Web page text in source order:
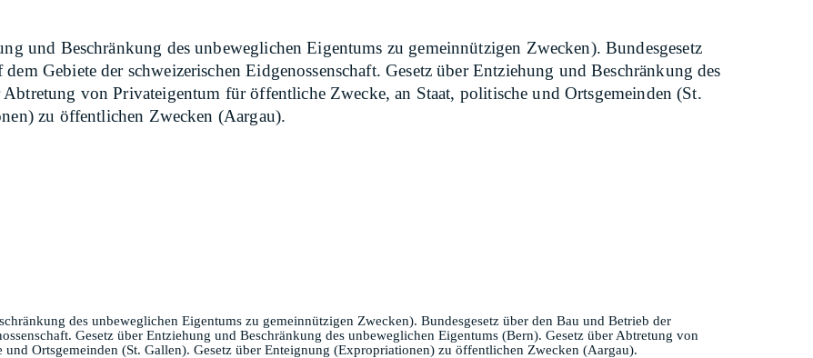
und Beschränkung des unbeweglichen Eigentums zu gemeinnützigen Zwecken). Bundesgesetz
Gebiete der schweizerischen Eidgenossenschaft. Gesetz über Entziehung und Beschränkung des
von Privateigentum für öffentliche Zwecke, an Staat, politische und Ortsgemeinden (St.
zu öffentlichen Zwecken (Aargau).
des unbeweglichen Eigentums zu gemeinnützigen Zwecken). Bundesgesetz über den Bau und Betrieb der
Gesetz über Entziehung und Beschränkung des unbeweglichen Eigentums (Bern). Gesetz über Abtretung von
Ortsgemeinden (St. Gallen). Gesetz über Enteignung (Expropriationen) zu öffentlichen Zwecken (Aargau).